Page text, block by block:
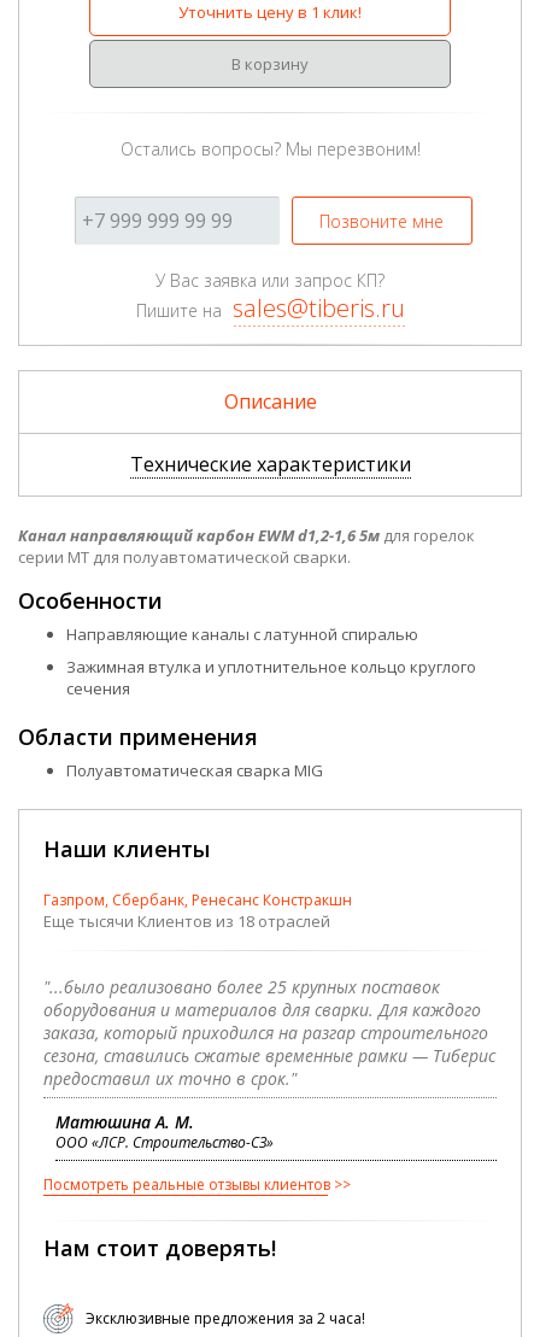
Уточнить цену в 1 клик!
В корзину
Остались вопросы? Мы перезвоним!
Позвоните мне
У Вас заявка или запрос КП?
Пишите на sales@tiberis.ru
Описание
Технические характеристики
Канал направляющий карбон EWM d1,2-1,6 5м для горелок
серии MT для полуавтоматической сварки.
Особенности
Направляющие каналы с латунной спиралью
Зажимная втулка и уплотнительное кольцо круглого
сечения
Области применения
Полуавтоматическая сварка MIG
Наши клиенты
Газпром, Сбербанк, Ренесанс Констракшн
Еще тысячи Клиентов из 18 отраслей
"...было реализовано более 25 крупных поставок
оборудования и материалов для сварки. Для каждого
заказа, который приходился на разгар строительного
сезона, ставились сжатые временные рамки — Тиберис
предоставил их точно в срок."
Матюшина А. М.
ООО «ЛСР. Строительство-СЗ»
Посмотреть реальные отзывы клиентов
Нам стоит доверять!
Эксклюзивные предложения за 2 часа!